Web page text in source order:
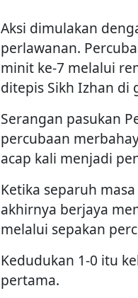
Aksi dimulakan
perlawanan.
minit ke-7 melalui
ditepis Sikh Izhan di
Serangan pasukan
percubaan
acap kali menjadi
Ketika separuh
akhirnya berjaya
melalui sepakan
Kedudukan 1-0 itu
pertama.